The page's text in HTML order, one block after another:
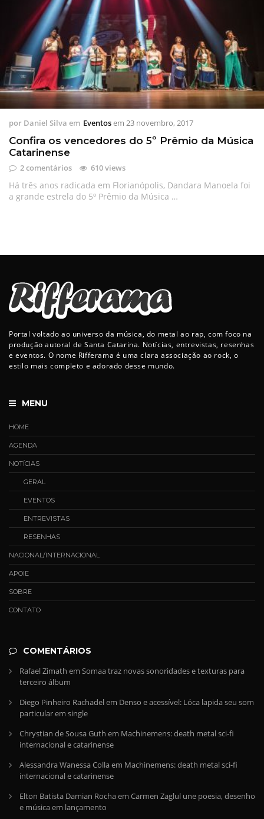
por Daniel Silva em Eventosem 23 novembro, 2017
Confira os vencedores do 5º Prêmio da Música
Catarinense
2 comentários 610 views
Há três anos radicada em Florianópolis, Dandara Manoela foi
a grande estrela do 5º Prêmio da Música …
Portal voltado ao universo da música, do metal ao rap, com foco na
produção autoral de Santa Catarina. Notícias, entrevistas, resenhas
e eventos. O nome Rifferama é uma clara associação ao rock, o
estilo mais completo e adorado desse mundo.
MENU
HOME
AGENDA
NOTÍCIAS
GERAL
EVENTOS
ENTREVISTAS
RESENHAS
NACIONAL/INTERNACIONAL
APOIE
SOBRE
CONTATO
COMENTÁRIOS
Rafael Zimath em Somaa traz novas sonoridades e texturas para
terceiro álbum
Diego Pinheiro Rachadelem Denso e acessível: Lóca lapida seu som
particular em single
Chrystian de Sousa Guth em Machinemens: death metal sci-fi
internacional e catarinense
Alessandra Wanessa Collaem Machinemens: death metal sci-fi
internacional e catarinense
Elton Batista Damian Rochaem Carmen Zaglul une poesia, desenho
e música em lançamento